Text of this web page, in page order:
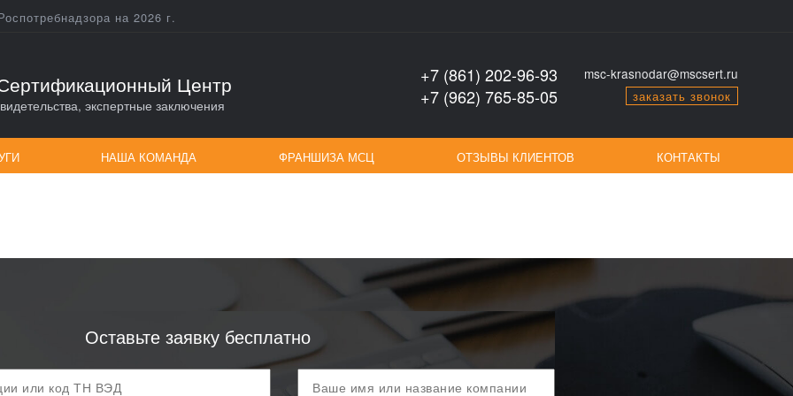
на 2026 г.
Центр
экспертные заключения
msc-krasnodar@mscsert.ru
заказать звонок
+7 (861) 202-96-93
+7 (962) 765-85-05
НАША КОМАНДА ФРАНШИЗА МСЦ ОТЗЫВЫ КЛИЕНТОВ КОНТАКТЫ
Оставьте заявку бесплатно